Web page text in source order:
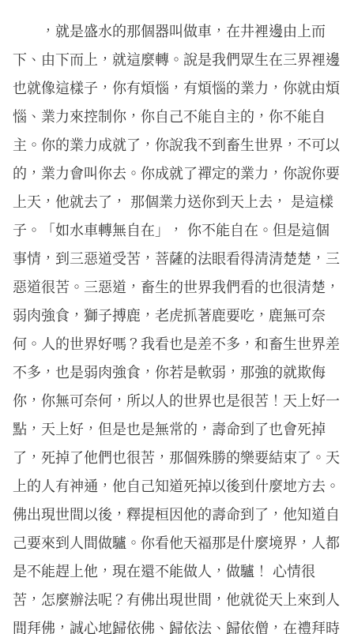
，就是盛水的那個器叫做車，在井裡邊由上而
下、由下而上，就這麼轉。說是我們眾生在三界裡邊
也就像這樣子，你有煩惱，有煩惱的業力，你就由煩
惱、業力來控制你，你自己不能自主的，你不能自
主。你的業力成就了，你說我不到畜生世界，不可以
的，業力會叫你去。你成就了禪定的業力，你說你要
上天，他就去了， 那個業力送你到天上去， 是這樣
子。「如水車轉無自在」， 你不能自在。但是這個
事情，到三惡道受苦，菩薩的法眼看得清清楚楚，三
惡道很苦。三惡道，畜生的世界我們看的也很清楚，
弱肉強食，獅子搏鹿，老虎抓著鹿要吃，鹿無可奈
何。人的世界好嗎？我看也是差不多，和畜生世界差
不多，也是弱肉強食，你若是軟弱，那強的就欺侮
你，你無可奈何，所以人的世界也是很苦！天上好一
點，天上好，但是也是無常的，壽命到了也會死掉
了，死掉了他們也很苦，那個殊勝的樂要結束了。天
上的人有神通，他自己知道死掉以後到什麼地方去。
佛出現世間以後，釋提桓因他的壽命到了，他知道自
己要來到人間做驢。你看他天福那是什麼境界，人都
是不能趕上他，現在還不能做人，做驢！ 心情很
苦，怎麼辦法呢？有佛出現世間，他就從天上來到人
間拜佛，誠心地歸依佛、歸依法、歸依僧，在禮拜時